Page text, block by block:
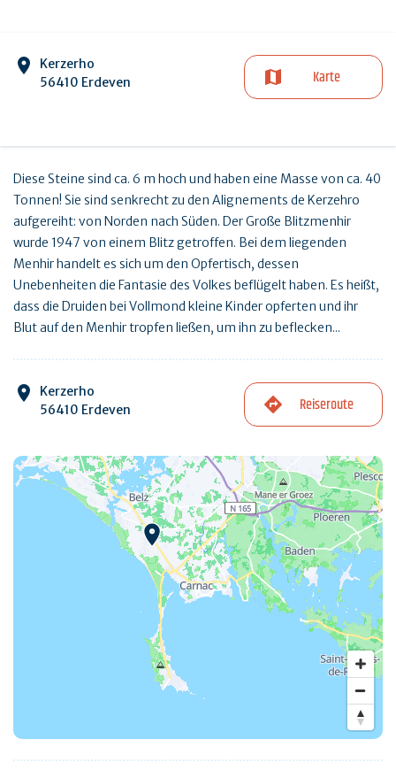
Kerzerho
56410 Erdeven
Karte
Diese Steine sind ca. 6 m hoch und haben eine Masse von ca. 40
Tonnen! Sie sind senkrecht zu den Alignements de Kerzehro
aufgereiht: von Norden nach Süden. Der Große Blitzmenhir
wurde 1947 von einem Blitz getroffen. Bei dem liegenden
Menhir handelt es sich um den Opfertisch, dessen
Unebenheiten die Fantasie des Volkes beflügelt haben. Es heißt,
dass die Druiden bei Vollmond kleine Kinder opferten und ihr
Blut auf den Menhir tropfen ließen, um ihn zu beflecken...
Kerzerho
56410 Erdeven
Reiseroute